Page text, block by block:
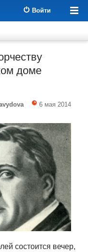
Войти
доме
6 мая 2014
состоится вечер,